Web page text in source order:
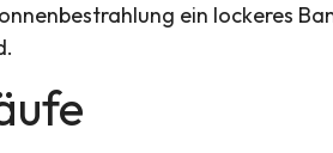
ein lockeres